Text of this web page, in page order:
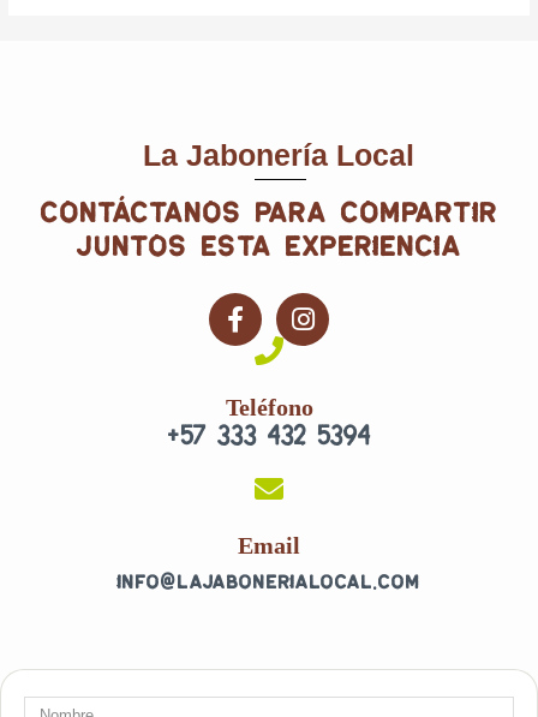
La Jabonería Local
contáctanos para compartir
juntos esta experiencia
F
a
b
o
f
I
n
a
g
Teléfono
+57 333 432 5394
Email
info@lajabonerialocal.com
Nombre